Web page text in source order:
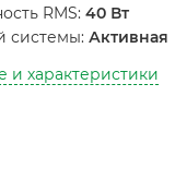
RMS: 40 Вт
системы: Активная
и характеристики